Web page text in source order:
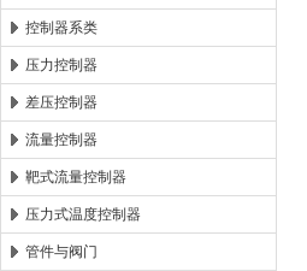
控制器系类
压力控制器
差压控制器
流量控制器
靶式流量控制器
压力式温度控制器
管件与阀门